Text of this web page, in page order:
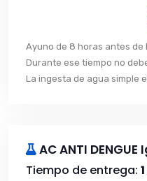
Ayuno de 8 horas antes de
Durante ese tiempo no
La ingesta de agua simple
AC ANTI DENGUE
Tiempo de entrega: